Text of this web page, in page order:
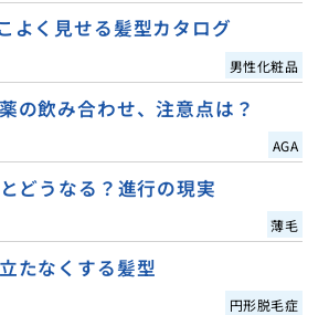
よく見せる髪型カタログ
男性化粧品
の飲み合わせ、注意点は？
AGA
どうなる？進行の現実
薄毛
たなくする髪型
円形脱毛症